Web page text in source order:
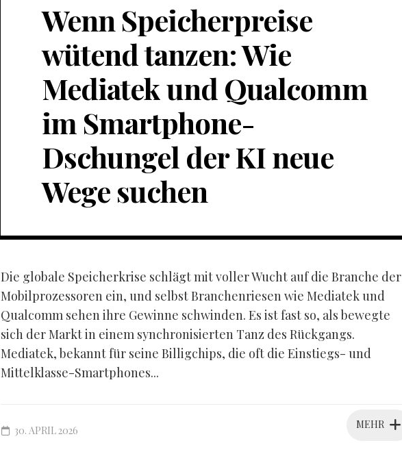
Wenn Speicherpreise
wütend tanzen: Wie
Mediatek und Qualcomm
im Smartphone-
Dschungel der KI neue
Wege suchen
Die globale Speicherkrise schlägt mit voller Wucht auf die Branche der
Mobilprozessoren ein, und selbst Branchenriesen wie Mediatek und
Qualcomm sehen ihre Gewinne schwinden. Es ist fast so, als bewegte
sich der Markt in einem synchronisierten Tanz des Rückgangs.
Mediatek, bekannt für seine Billigchips, die oft die Einstiegs- und
Mittelklasse-Smartphones...
MEHR
30. APRIL 2026